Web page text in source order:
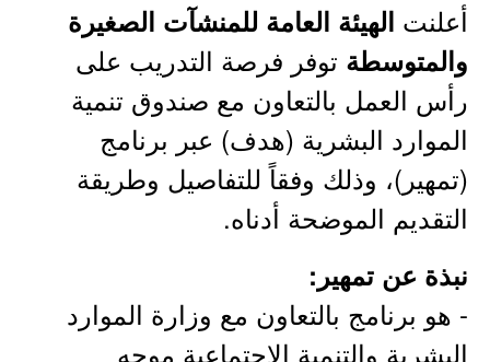
أعلنت الهيئة العامة للمنشآت الصغيرة
والمتوسطة توفر فرصة التدريب على
رأس العمل بالتعاون مع صندوق تنمية
الموارد البشرية (هدف) عبر برنامج
(تمهير)، وذلك وفقاً للتفاصيل وطريقة
التقديم الموضحة أدناه.
نبذة عن تمهير:
- هو برنامج بالتعاون مع وزارة الموارد
البشرية والتنمية الاجتماعية موجه